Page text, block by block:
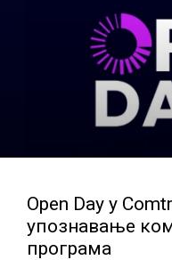
Open Day у
упознавање
програма